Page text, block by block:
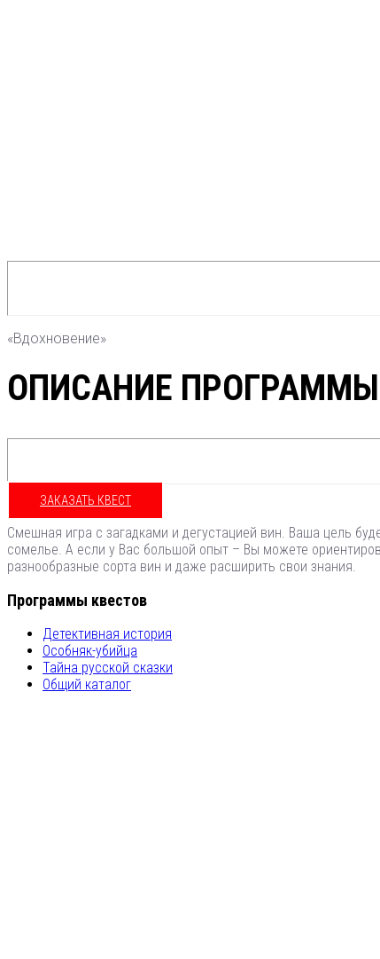
«Вдохновение»
ОПИСАНИЕ ПРОГРАММЫ
ЗАКАЗАТЬ КВЕСТ
Смешная игра с загадками и дегустацией вин. Ваша цель
сомелье. А если у Вас большой опыт – Вы можете
разнообразные сорта вин и даже расширить свои знания.
Программы квестов
Детективная история
Особняк-убийца
Тайна русской сказки
Общий каталог